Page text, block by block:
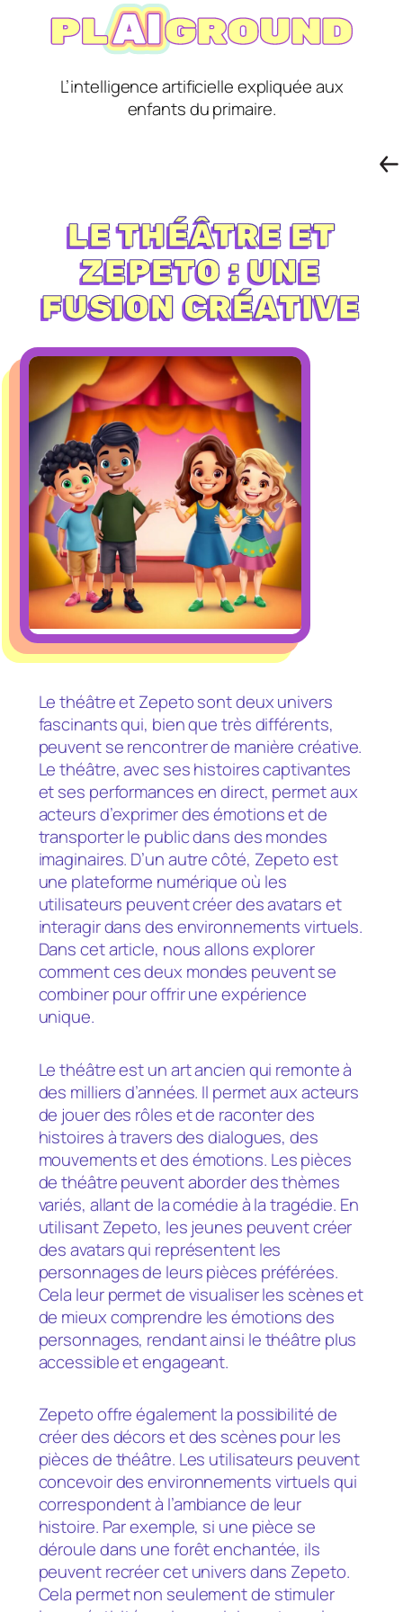
L’intelligence artificielle expliquée aux
enfants du primaire.
LE THÉÂTRE ET
ZEPETO : UNE
FUSION CRÉATIVE
Le théâtre et Zepeto sont deux univers
fascinants qui, bien que très différents,
peuvent se rencontrer de manière créative.
Le théâtre, avec ses histoires captivantes
et ses performances en direct, permet aux
acteurs d’exprimer des émotions et de
transporter le public dans des mondes
imaginaires. D’un autre côté, Zepeto est
une plateforme numérique où les
utilisateurs peuvent créer des avatars et
interagir dans des environnements virtuels.
Dans cet article, nous allons explorer
comment ces deux mondes peuvent se
combiner pour offrir une expérience
unique.
Le théâtre est un art ancien qui remonte à
des milliers d’années. Il permet aux acteurs
de jouer des rôles et de raconter des
histoires à travers des dialogues, des
mouvements et des émotions. Les pièces
de théâtre peuvent aborder des thèmes
variés, allant de la comédie à la tragédie. En
utilisant Zepeto, les jeunes peuvent créer
des avatars qui représentent les
personnages de leurs pièces préférées.
Cela leur permet de visualiser les scènes et
de mieux comprendre les émotions des
personnages, rendant ainsi le théâtre plus
accessible et engageant.
Zepeto offre également la possibilité de
créer des décors et des scènes pour les
pièces de théâtre. Les utilisateurs peuvent
concevoir des environnements virtuels qui
correspondent à l’ambiance de leur
histoire. Par exemple, si une pièce se
déroule dans une forêt enchantée, ils
peuvent recréer cet univers dans Zepeto.
Cela permet non seulement de stimuler